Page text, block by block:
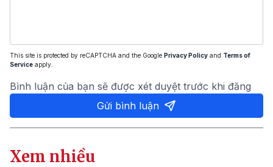
This site is protected by reCAPTCHA and the Google Privacy Policy and Terms of
Service apply.
Bình luận của bạn sẽ được xét duyệt trước khi đăng
Gửi bình luận
Xem nhiều